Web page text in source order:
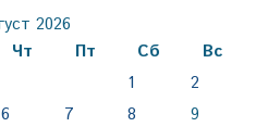
2026
Чт Пт Сб
Вс
1
2
6 7 8
9